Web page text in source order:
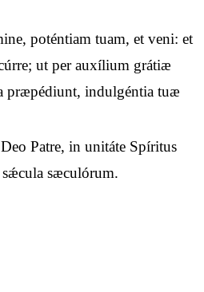
poténtiam tuam, et veni: et
ut per auxílium grátiæ
præpédiunt, indulgéntia tuæ
Patre, in unitáte Spíritus
sæculórum.